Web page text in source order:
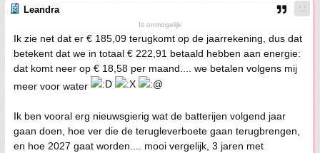
Leandra
Is onmogelijk
Ik zie net dat er € 185,09 terugkomt op de jaarrekening, dus dat
betekent dat we in totaal € 222,91 betaald hebben aan energie:
dat komt neer op € 18,58 per maand.... we betalen volgens mij
meer voor water
Ik ben vooral erg nieuwsgierig wat de batterijen volgend jaar
gaan doen, hoe ver die de terugleverboete gaan terugbrengen,
en hoe 2027 gaat worden.... mooi vergelijk, 3 jaren met